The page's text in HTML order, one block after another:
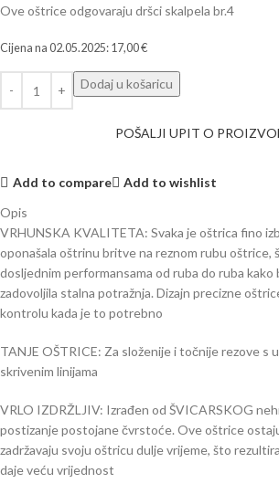
Ove oštrice odgovaraju dršci skalpela br.4
Cijena na 02.05.2025: 17,00€
Dodaj u košaricu
POŠALJI UPIT O
Add to compare
Add to wishlist
Opis
VRHUNSKA KVALITETA: Svaka je oštrica fino
oponašala oštrinu britve na reznom rubu oštrice,
dosljednim performansama od ruba do ruba kako
zadovoljila stalna potražnja. Dizajn precizne
kontrolu kada je to potrebno
TANJE OŠTRICE: Za složenije i točnije rezove s
skrivenim linijama
VRLO IZDRŽLJIV: Izrađen od ŠVICARSKOG
postizanje postojane čvrstoće. Ove oštrice
zadržavaju svoju oštricu dulje vrijeme, što
daje veću vrijednost